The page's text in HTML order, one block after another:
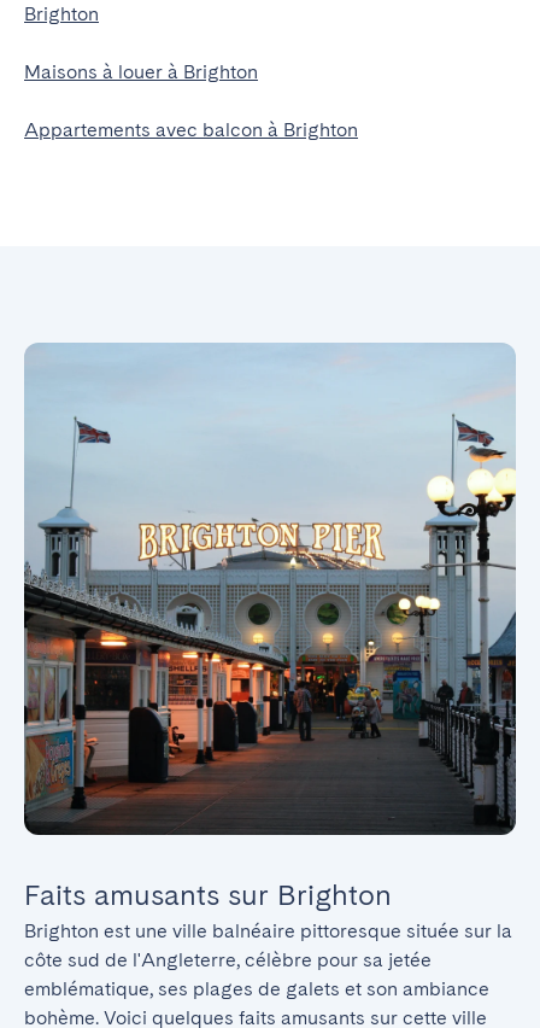
Brighton
Maisons à louer à Brighton
Appartements avec balcon à Brighton
Faits amusants sur Brighton
Brighton est une ville balnéaire pittoresque située sur la
côte sud de l'Angleterre, célèbre pour sa jetée
emblématique, ses plages de galets et son ambiance
bohème. Voici quelques faits amusants sur cette ville